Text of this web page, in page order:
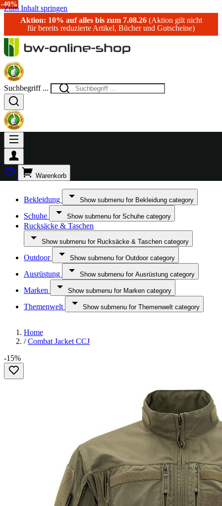
Zum Inhalt springen
Aktion: 10% auf alles bis zum 7.08.26(Aktion gilt nicht
für bereits reduzierte Artikel, Bücher und Gutscheine)
Suchbegriff ...
Warenkorb
Bekleidung Show submenu for Bekleidung category
Schuhe Show submenu for Schuhe category
Rucksäcke & Taschen
Show submenu for Rucksäcke & Taschen category
Outdoor Show submenu for Outdoor category
Ausrüstung Show submenu for Ausrüstung category
Marken Show submenu for Marken category
Themenwelt Show submenu for Themenwelt category
Home
/ Combat Jacket CCJ
-15%
-15%
-26%
-15%
-20%
-15%
-15%
-40%
-40%